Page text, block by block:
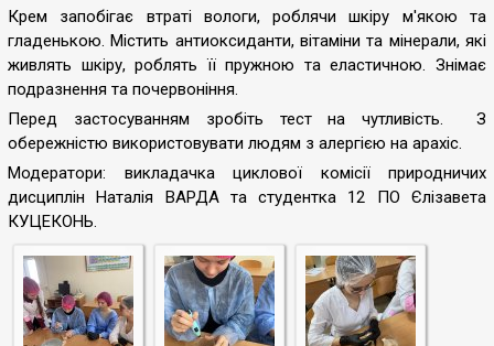
Крем запобігає втраті вологи, роблячи шкіру м'якою та
гладенькою. Містить антиоксиданти, вітаміни та мінерали, які
живлять шкіру, роблять її пружною та еластичною. Знімає
подразнення та почервоніння.
Перед застосуванням зробіть тест на чутливість. З
обережністю використовувати людям з алергією на арахіс.
Модератори: викладачка циклової комісії природничих
дисциплін Наталія ВАРДА та студентка 12 ПО Єлізавета
КУЦЕКОНЬ.